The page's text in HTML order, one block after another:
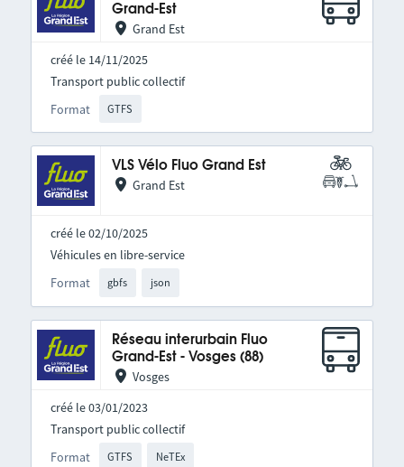
Grand-Est
Grand Est
créé le 14/11/2025
Format GTFS
Transport public collectif
VLS Vélo Fluo Grand Est
Grand Est
créé le 02/10/2025
Format gbfs json
Véhicules en libre-service
Réseau interurbain Fluo
Grand-Est - Vosges (88)
Vosges
créé le 03/01/2023
Format GTFS NeTEx
Transport public collectif